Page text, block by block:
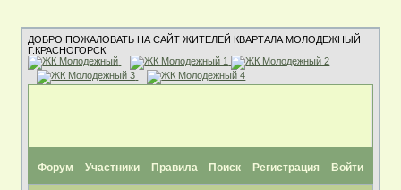
ДОБРО ПОЖАЛОВАТЬ НА САЙТ ЖИТЕЛЕЙ КВАРТАЛА МОЛОДЕЖНЫЙ
Г.КРАСНОГОРСК
Форум Участники Правила Поиск Регистрация Войти